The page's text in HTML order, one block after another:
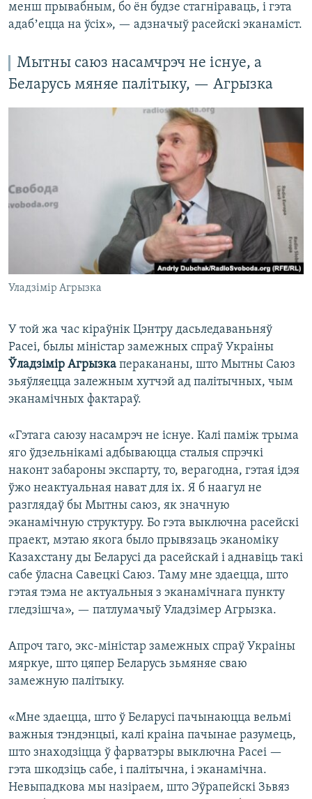
менш прывабным, бо ён будзе стагніраваць, і гэта
адабʼецца на ўсіх», — адзначыў расейскі эканаміст.
Мытны саюз насамчрэч не існуе, а
Беларусь мяняе палітыку, — Агрызка
Уладзімір Агрызка
У той жа час кіраўнік Цэнтру дасьледаваньняў
Расеі, былы міністар замежных спраў Украіны
Ўладзімір Агрызка перакананы, што Мытны Саюз
зьяўляецца залежным хутчэй ад палітычных, чым
эканамічных фактараў.
«Гэтага саюзу насамрэч не існуе. Калі паміж трыма
яго ўдзельнікамі адбываюцца сталыя спрэчкі
наконт забароны экспарту, то, верагодна, гэтая ідэя
ўжо неактуальная нават для іх. Я б наагул не
разглядаў бы Мытны саюз, як значную
эканамічную структуру. Бо гэта выключна расейскі
праект, мэтаю якога было прывязаць эканоміку
Казахстану ды Беларусі да расейскай і аднавіць такі
сабе ўласна Савецкі Саюз. Таму мне здаецца, што
гэтая тэма не актуальныя з эканамічнага пункту
гледзішча», — патлумачыў Уладзімер Агрызка.
Апроч таго, экс-міністар замежных спраў Украіны
мяркуе, што цяпер Беларусь зьмяняе сваю
замежную палітыку.
«Мне здаецца, што ў Беларусі пачынаюцца вельмі
важныя тэндэнцыі, калі краіна пачынае разумець,
што знаходзіцца ў фарватэры выключна Расеі —
гэта шкодзіць сабе, і палітычна, і эканамічна.
Невыпадкова мы назіраем, што Эўрапейскі Зьвяз